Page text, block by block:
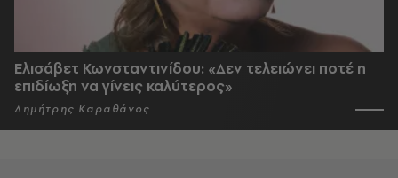
Ελισάβετ Κωνσταντινίδου: «Δεν τελειώνει ποτέ η
επιδίωξη να γίνεις καλύτερος»
Δημήτρης Καραθάνος